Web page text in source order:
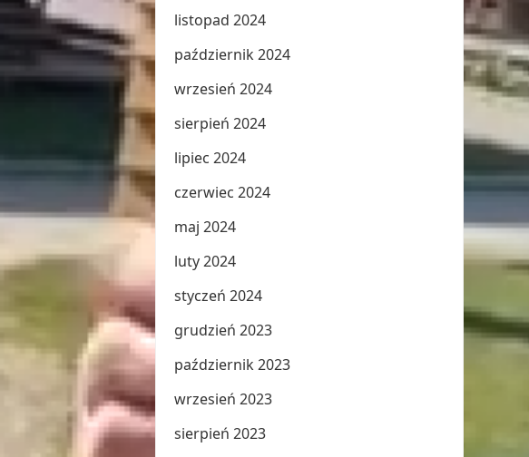
listopad 2024
październik 2024
wrzesień 2024
sierpień 2024
lipiec 2024
czerwiec 2024
maj 2024
luty 2024
styczeń 2024
grudzień 2023
październik 2023
wrzesień 2023
sierpień 2023